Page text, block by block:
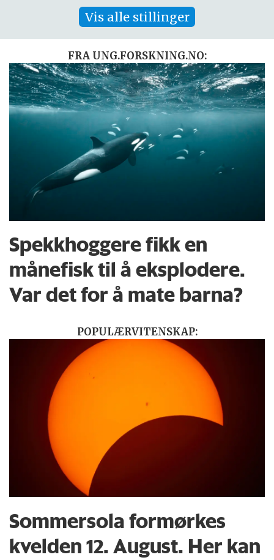
Vis alle stillinger
FRA UNG.FORSKNING.NO:
Spekkhoggere fikk en
månefisk til å eksplodere.
Var det for å mate barna?
POPULÆRVITENSKAP:
Sommersola formørkes
kvelden 12. August. Her kan